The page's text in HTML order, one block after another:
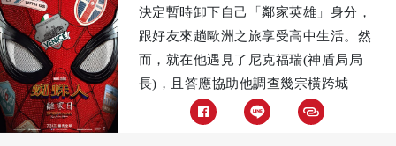
決定暫時卸下自己「鄰家英雄」身分，
跟好友來趟歐洲之旅享受高中生活。然
而，就在他遇見了尼克福瑞(神盾局局
長)，且答應協助他調查幾宗橫跨城
市、造成重大死傷的神祕怪物攻擊事件